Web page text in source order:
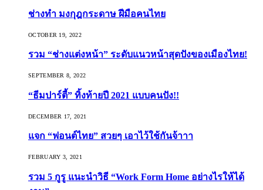
ช่างทำ มงกุฎกระดาษ ฝีมือคนไทย
OCTOBER 19, 2022
รวม “ช่างแต่งหน้า” ระดับแนวหน้าสุดปังของเมืองไทย!
SEPTEMBER 8, 2022
“ธีมปาร์ตี้” ทิ้งท้ายปี 2021 แบบคนปัง!!
DECEMBER 17, 2021
แจก “ฟอนต์ไทย” สวยๆ เอาไว้ใช้กันจ้าาา
FEBRUARY 3, 2021
รวม 5 กูรู แนะนำวิธี “Work Form Home อย่างไรให้ได้